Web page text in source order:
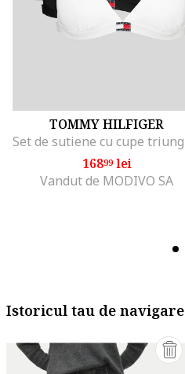
TOMMY HILFIGER
16899lei
Vandut de MODIVO SA
Istoricul tau de navigare